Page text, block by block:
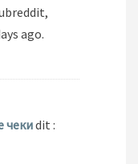
ago.
чекиdit :